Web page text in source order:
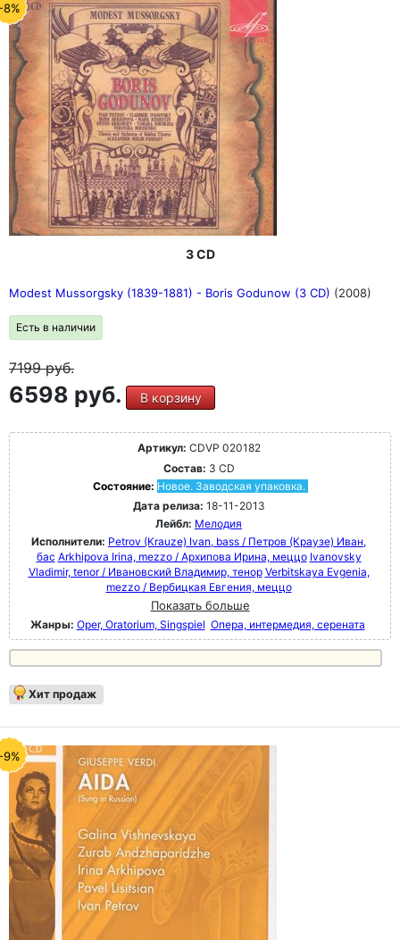
8%
3 CD
Modest Mussorgsky (1839-1881) - Boris Godunow (3 CD) (2008)
Есть в наличии
7199руб.
6598 руб. В корзину
Артикул: CDVP 020182
Состав: 3 CD
Состояние: Новое. Заводская упаковка.
Дата релиза: 18-11-2013
Лейбл: Мелодия
Исполнители: Petrov (Krauze) Ivan, bass / Петров (Краузе) Иван,
бас Arkhipova Irina, mezzo / Архипова Ирина, меццо Ivanovsky
Vladimir, tenor / Ивановский Владимир, тенор Verbitskaya Evgenia,
mezzo / Вербицкая Евгения, меццо
Показать больше
Жанры: Oper, Oratorium, Singspiel Опера, интермедия, серената
Хит продаж
9%